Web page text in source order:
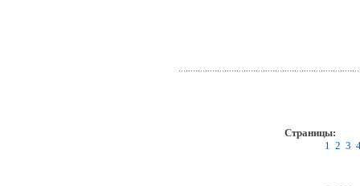
Страницы:
1 2 3